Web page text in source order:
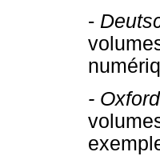
-
-